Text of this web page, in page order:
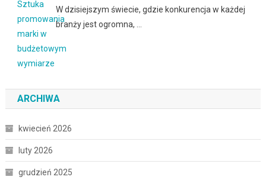
W dzisiejszym świecie, gdzie konkurencja w każdej
branży jest ogromna, …
ARCHIWA
kwiecień 2026
luty 2026
grudzień 2025